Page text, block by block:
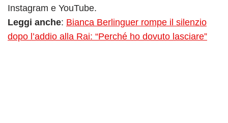
Instagram e YouTube.
Leggi anche: Bianca Berlinguer rompe il silenzio
dopo l’addio alla Rai: “Perché ho dovuto lasciare”